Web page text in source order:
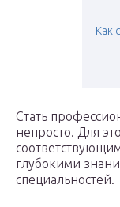
Как
Стать
непросто. Для
глубокими
специальностей.